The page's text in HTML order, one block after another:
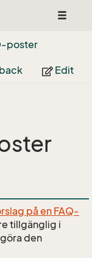
Toggle
poster
Edit
på en FAQ-
tillgänglig i
den